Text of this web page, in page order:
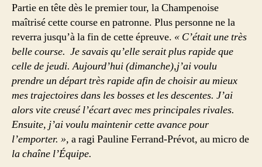
Partie en tête dès le premier tour, la Champenoise
maîtrisé cette course en patronne. Plus personne ne la
reverra jusqu’à la fin de cette épreuve. « C’était une très
belle course. Je savais qu’elle serait plus rapide que
celle de jeudi. Aujourd’hui (dimanche),j’ai voulu
prendre un départ très rapide afin de choisir au mieux
mes trajectoires dans les bosses et les descentes. J’ai
alors vite creusé l’écart avec mes principales rivales.
Ensuite, j’ai voulu maintenir cette avance pour
l’emporter. », a ragi Pauline Ferrand-Prévot, au micro de
la chaîne l’Équipe.